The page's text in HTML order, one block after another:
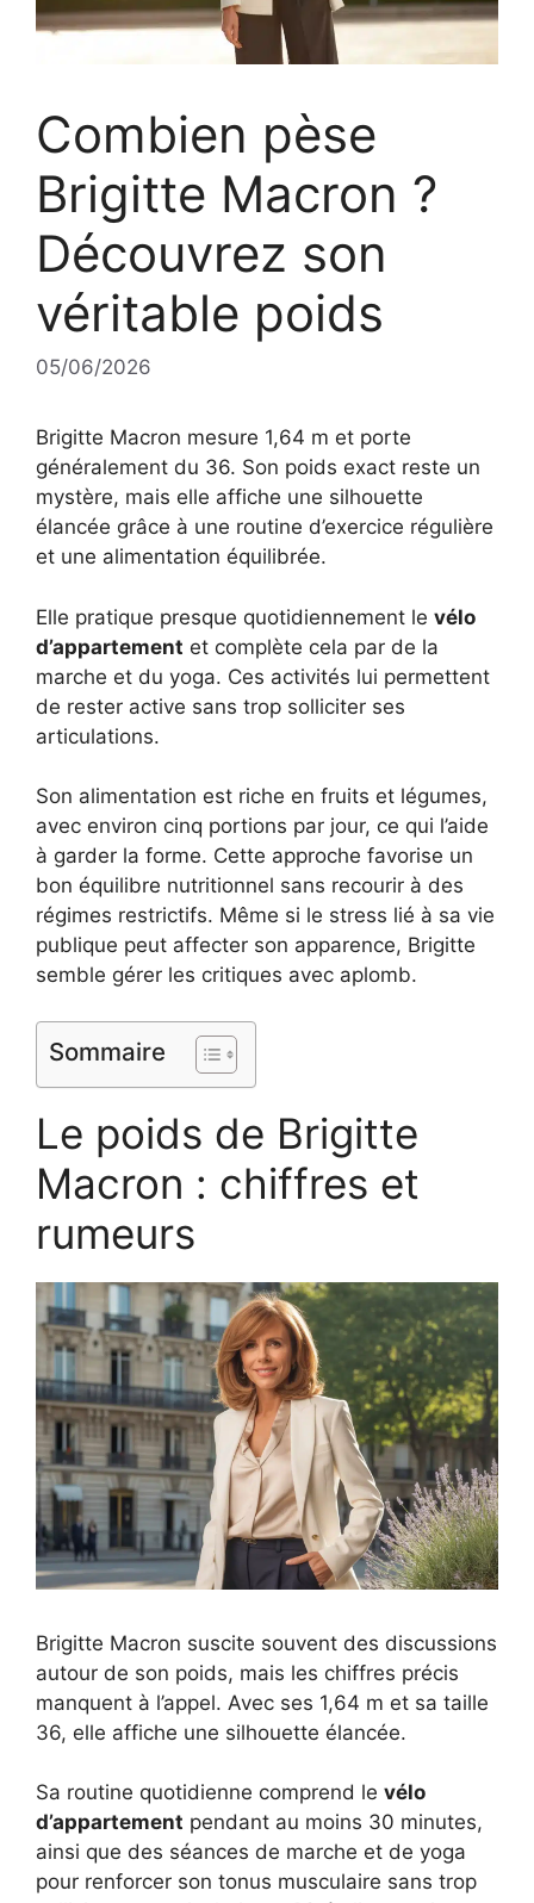
Combien pèse
Brigitte Macron ?
Découvrez son
véritable poids
05/06/2026
Brigitte Macron mesure 1,64 m et porte
généralement du 36. Son poids exact reste un
mystère, mais elle affiche une silhouette
élancée grâce à une routine d’exercice régulière
et une alimentation équilibrée.
Elle pratique presque quotidiennement le vélo
d’appartement et complète cela par de la
marche et du yoga. Ces activités lui permettent
de rester active sans trop solliciter ses
articulations.
Son alimentation est riche en fruits et légumes,
avec environ cinq portions par jour, ce qui l’aide
à garder la forme. Cette approche favorise un
bon équilibre nutritionnel sans recourir à des
régimes restrictifs. Même si le stress lié à sa vie
publique peut affecter son apparence, Brigitte
semble gérer les critiques avec aplomb.
Sommaire
Le poids de Brigitte
Macron : chiffres et
rumeurs
Brigitte Macron suscite souvent des discussions
autour de son poids, mais les chiffres précis
manquent à l’appel. Avec ses 1,64 m et sa taille
36, elle affiche une silhouette élancée.
Sa routine quotidienne comprend le vélo
d’appartement pendant au moins 30 minutes,
ainsi que des séances de marche et de yoga
pour renforcer son tonus musculaire sans trop